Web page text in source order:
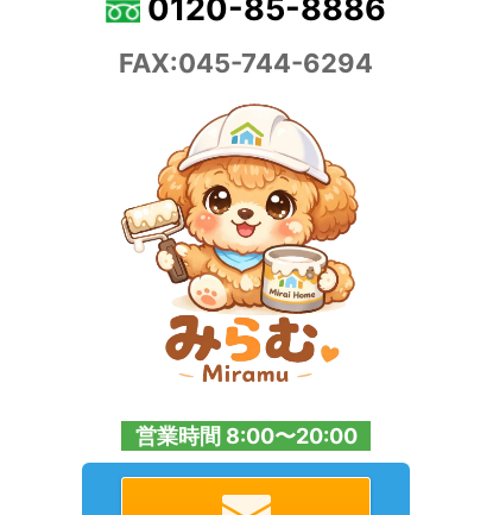
0120-85-8886
FAX:045-744-6294
営業時間 8:00〜20:00